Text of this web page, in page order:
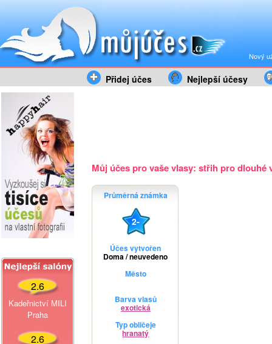
Nový
Přidej účes Nejlepší účesy
2.6
Kadeřnictví MILI
Praha
2.6
Můj účes pro vaše vlasy: střih pro
Průměrná známka
2-
Účes vytvořen
Doma / neuvedeno
Město
Barva vlasů
exotická
Typ obličeje
hranatý